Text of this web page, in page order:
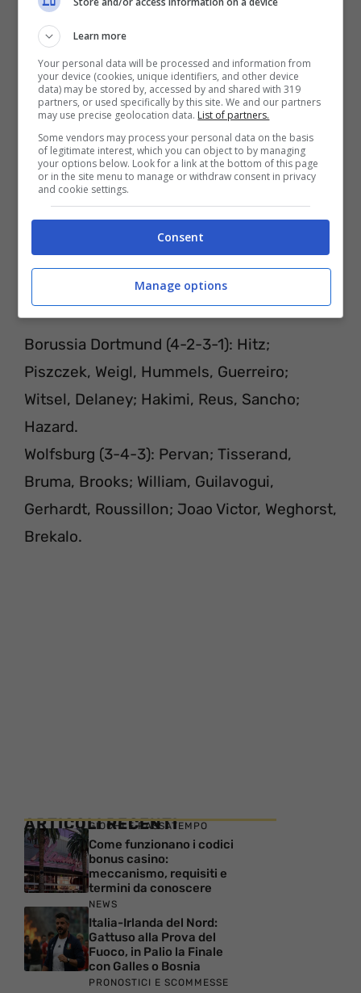
personal computer.
BORUSSIA DORTMUND-WOLFSBURG
PROBABILI FORMAZIONI
Borussia Dortmund (4-2-3-1): Hitz;
Piszczek, Weigl, Hummels, Guerreiro;
Witsel, Delaney; Hakimi, Reus, Sancho;
Hazard.
Wolfsburg (3-4-3): Pervan; Tisserand,
Bruma, Brooks; William, Guilavogui,
Gerhardt, Roussillon; Joao Victor, Weghorst,
Brekalo.
ARTICOLI RECENTI
GIOCHI E PASSATEMPO
Come funzionano i codici
bonus casino:
meccanismo, requisiti e
termini da conoscere
NEWS
Italia-Irlanda del Nord:
Gattuso alla Prova del
Fuoco, in Palio la Finale
con Galles o Bosnia
PRONOSTICI E SCOMMESSE
Learn more
Your personal data will be processed and information from
your device (cookies, unique identifiers, and other device
data) may be stored by, accessed by and shared with 319
partners, or used specifically by this site. We and our partners
may use precise geolocation data. List of partners.
Some vendors may process your personal data on the basis
of legitimate interest, which you can object to by managing
your options below. Look for a link at the bottom of this page
or in the site menu to manage or withdraw consent in privacy
and cookie settings.
Consent
Manage options